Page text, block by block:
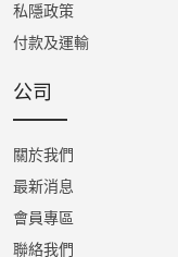
私隱政策
付款及運輸
公司
關於我們
最新消息
會員專區
聯絡我們